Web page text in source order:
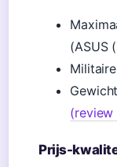
(ASUS
(review
Prijs-